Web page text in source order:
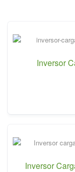
Inversor
Inversor